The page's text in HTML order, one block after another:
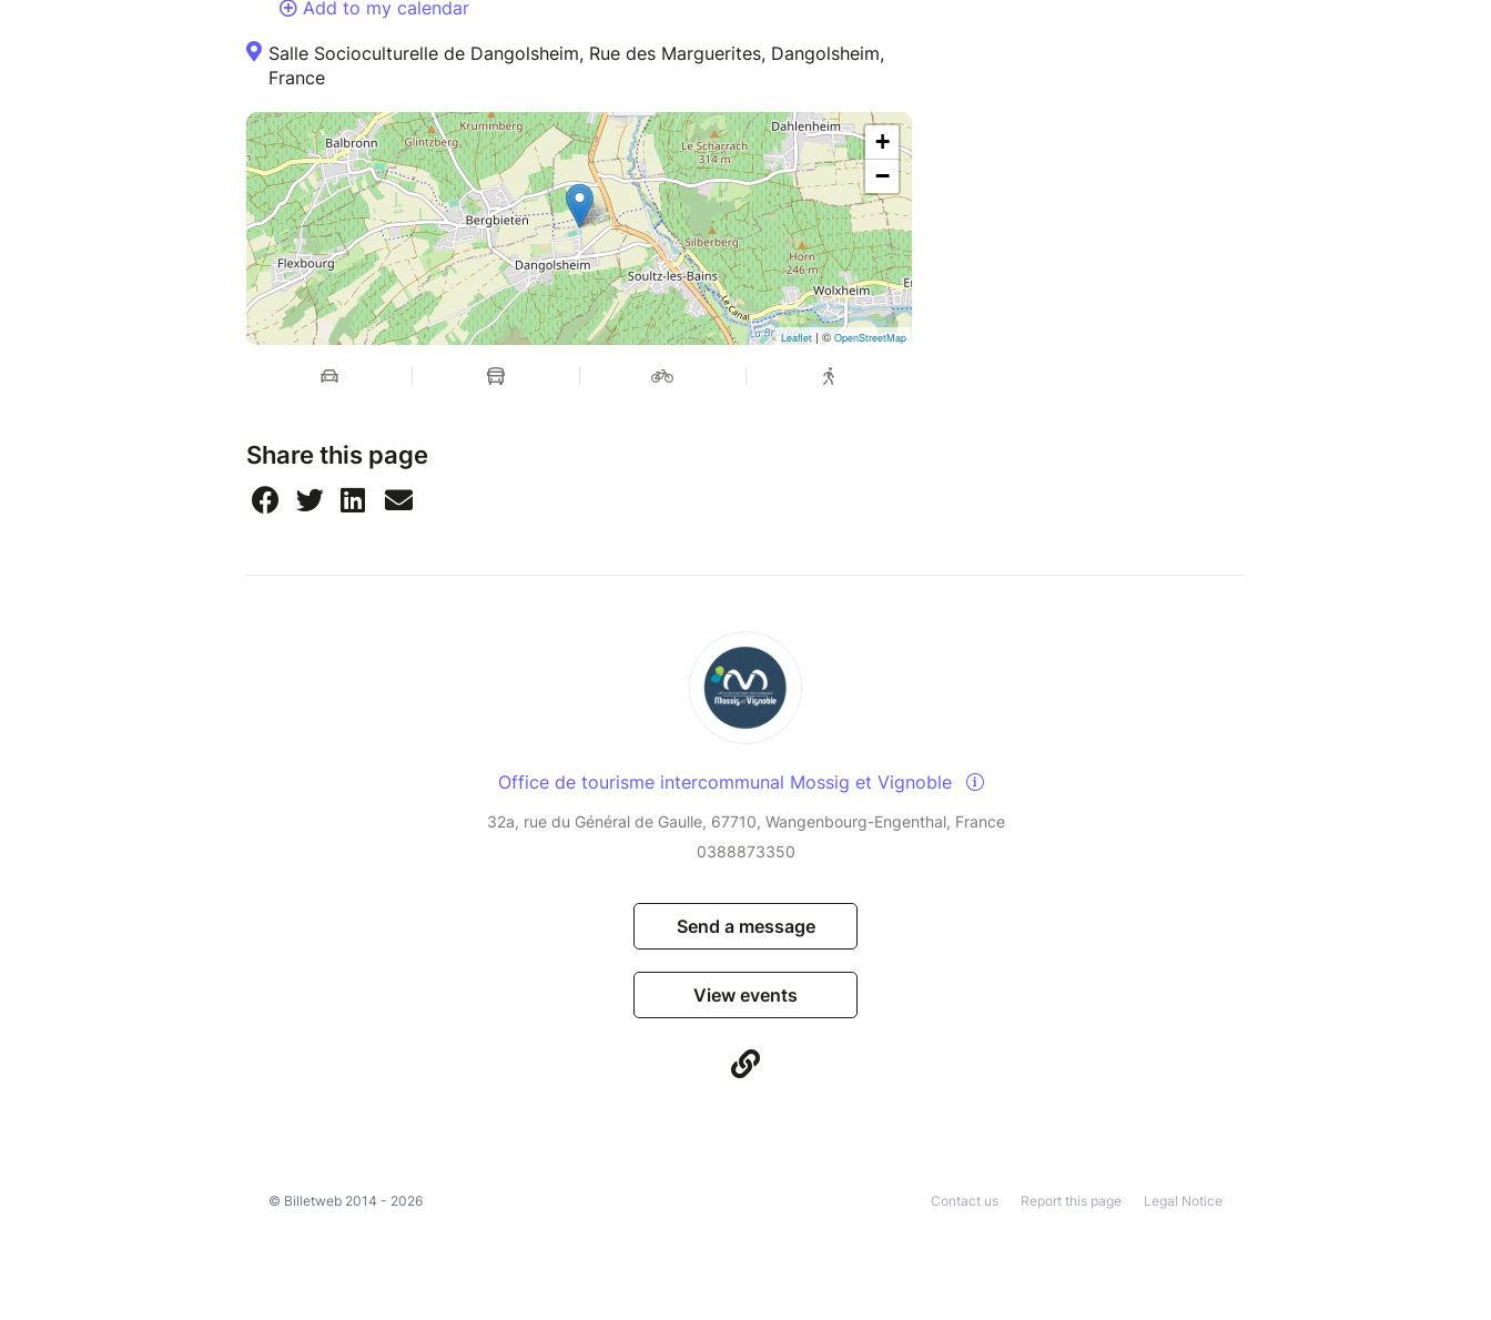
Add to my calendar
Salle Socioculturelle de Dangolsheim, Rue des Marguerites, Dangolsheim,
France
+
−
Leaflet| ©OpenStreetMap
Share this page
Office de tourisme intercommunal Mossig et Vignoble
32a, rue du Général de Gaulle, 67710, Wangenbourg-Engenthal, France
0388873350
Send a message
View events
© Billetweb 2014 - 2026 Legal Notice
Report this page
Contact us